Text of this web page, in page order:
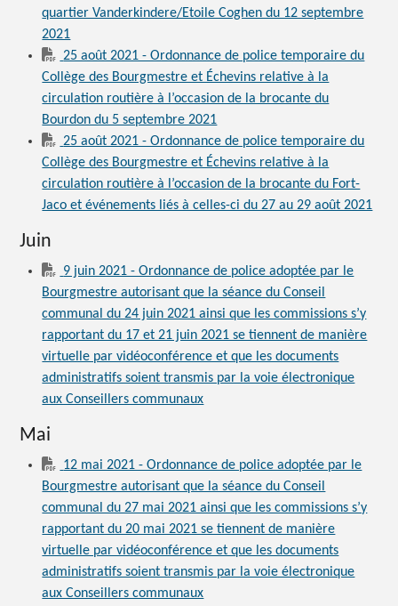
quartier Vanderkindere/Etoile Coghen du 12 septembre
2021
25 août 2021 - Ordonnance de police temporaire du
Collège des Bourgmestre et Échevins relative à la
circulation routière à l’occasion de la brocante du
Bourdon du 5 septembre 2021
25 août 2021 - Ordonnance de police temporaire du
Collège des Bourgmestre et Échevins relative à la
circulation routière à l’occasion de la brocante du Fort-
Jaco et événements liés à celles-ci du 27 au 29 août 2021
Juin
9 juin 2021 - Ordonnance de police adoptée par le
Bourgmestre autorisant que la séance du Conseil
communal du 24 juin 2021 ainsi que les commissions s’y
rapportant du 17 et 21 juin 2021 se tiennent de manière
virtuelle par vidéoconférence et que les documents
administratifs soient transmis par la voie électronique
aux Conseillers communaux
Mai
12 mai 2021 - Ordonnance de police adoptée par le
Bourgmestre autorisant que la séance du Conseil
communal du 27 mai 2021 ainsi que les commissions s’y
rapportant du 20 mai 2021 se tiennent de manière
virtuelle par vidéoconférence et que les documents
administratifs soient transmis par la voie électronique
aux Conseillers communaux